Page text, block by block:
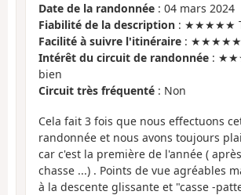
Date de la randonnée : 04 mars 2024
Fiabilité de la description : ★★★★★
Facilité à suivre l'itinéraire : ★★★★★
Intérêt du circuit de randonnée :
bien
Circuit très fréquenté : Non
Cela fait 3 fois que nous effectuons
randonnée et nous avons toujours
car c'est la première de l'année (
chasse ...) . Points de vue agréables
à la descente glissante et "casse -